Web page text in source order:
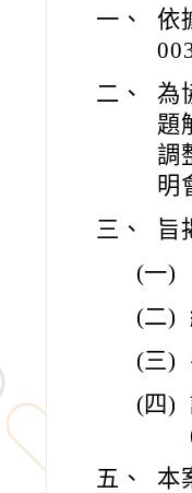
一、
依
二、
為
題
調
明
三、
旨
(一)
(二)
(三)
(四)
五、
本